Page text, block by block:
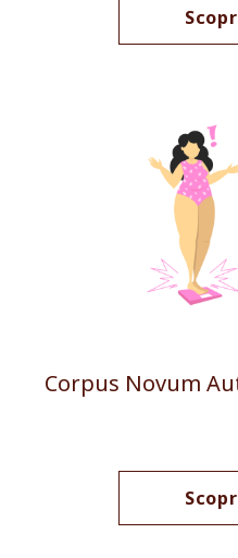
Corpus Novum